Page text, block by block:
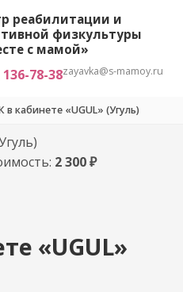
реабилитации и
физкультуры
с мамой»
78-38zayavka@s-mamoy.ru
в кабинете «UGUL» (Угуль)
2 300 ₽
«UGUL»